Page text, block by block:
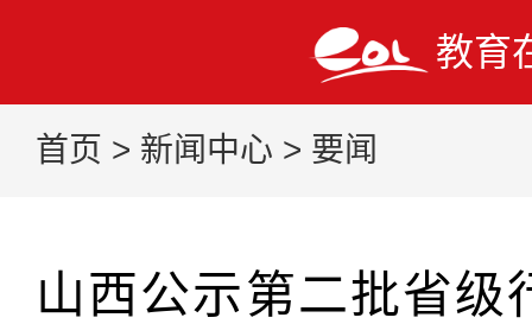
教育
首页 > 新闻中心 > 要闻
山西公示第二批省级